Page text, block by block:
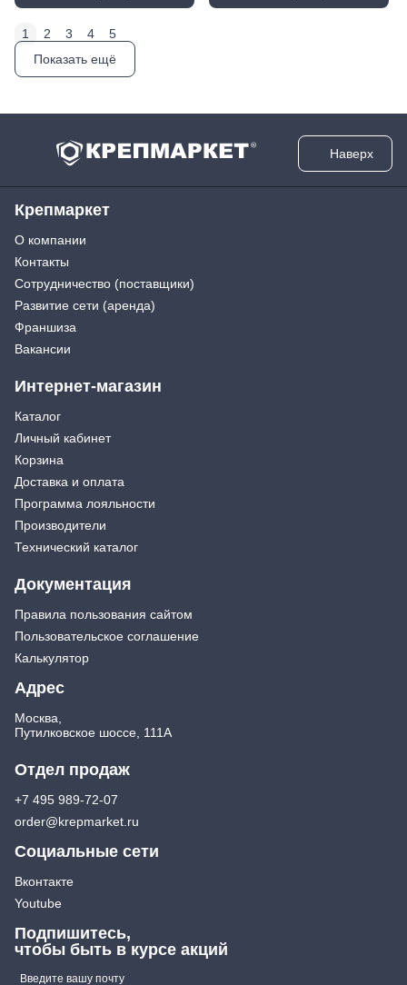
1 2 3 4
5
Показать ещё
Наверх
Крепмаркет
О компании
Контакты
Сотрудничество (поставщики)
Развитие сети (аренда)
Франшиза
Вакансии
Интернет-магазин
Каталог
Личный кабинет
Корзина
Доставка и оплата
Программа лояльности
Производители
Технический каталог
Документация
Правила пользования сайтом
Пользовательское соглашение
Калькулятор
Адрес
Москва,
Путилковское шоссе, 111А
Отдел продаж
+7 495 989-72-07
order@krepmarket.ru
Социальные сети
Вконтакте
Youtube
Подпишитесь,
чтобы быть в курсе акций
Введите вашу почту